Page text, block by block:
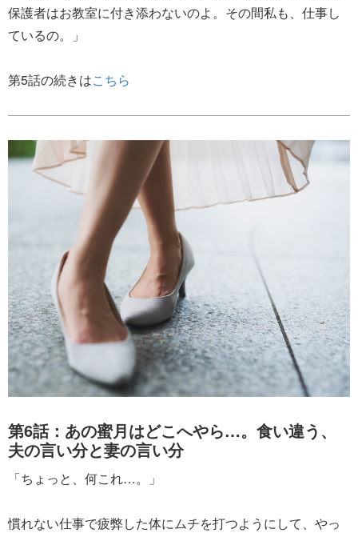
保護者はお教室に付き添わないのよ。その間私も、仕事し
ているの。」
第5話の続きはこちら
第6話：あの蜜月はどこへやら…。食い違う、
夫の言い分と妻の言い分
「ちょっと、何これ…。」
慣れない仕事で疲弊した体にムチを打つようにして、やっ